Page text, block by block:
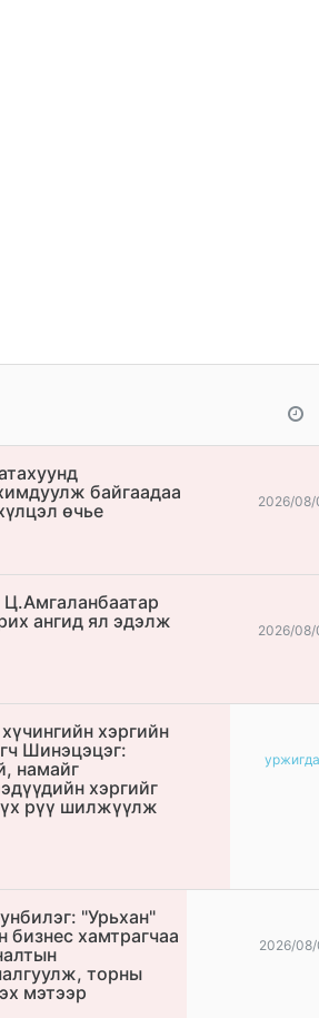
байгаадаа
өчье
2026/08/
ангид ял эдэлж
2026/08/
хэргийн
Шинэцэцэг:
намайг
хэргийг
рүү шилжүүлж
"Урьхан"
бизнес хамтрагчаа
торны
мэтээр
2026/